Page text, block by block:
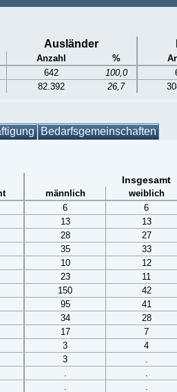
Ausländer
Anzahl %
642 100,0
82.392 26,7
Bedarfsgemeinschaften
Insgesamt
männlich weiblich
6 6
13 13
28 27
35 33
10 12
23 11
150 42
95 41
34 28
17 7
3 4
3 .
. .
. .